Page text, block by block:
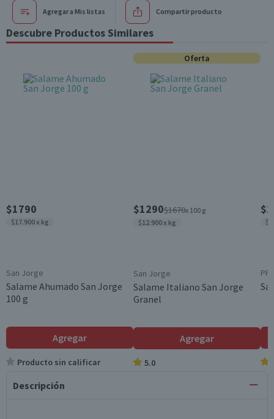
Agregar a Mis listas Compartir producto
Descubre Productos Similares
$1790
$17.900 x kg
San Jorge
Salame Ahumado San Jorge
100 g
Agregar
Producto sin calificar
Oferta
$1290$1670x 100 g
$12.900 x kg
San Jorge
Salame Italiano San Jorge
Granel
Agregar
5.0
PF
Descripción